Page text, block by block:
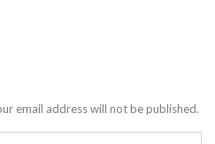
email address will not be published.